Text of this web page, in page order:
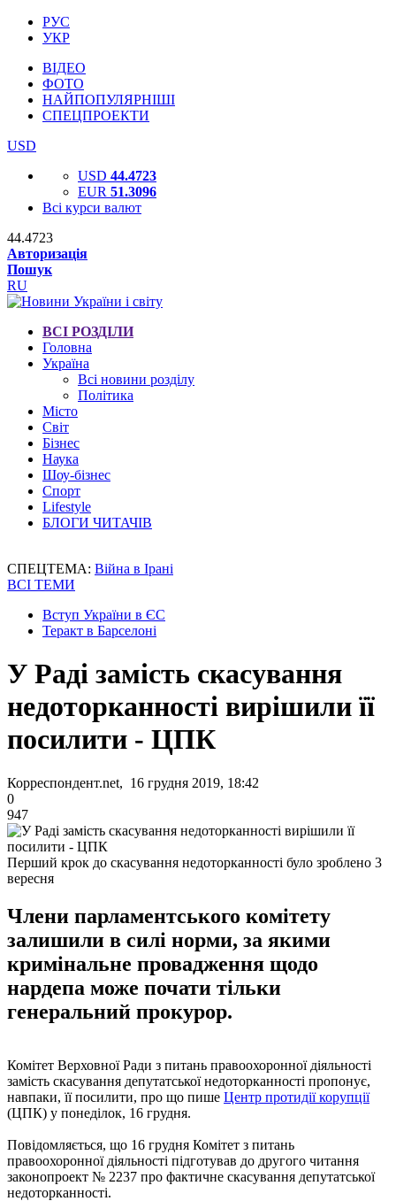
РУС
УКР
ВІДЕО
ФОТО
НАЙПОПУЛЯРНІШІ
СПЕЦПРОЕКТИ
USD
USD 44.4723
EUR 51.3096
Всі курси валют
44.4723
Авторизація
Пошук
RU
ВСІ РОЗДІЛИ
Головна
Україна
Всі новини розділу
Політика
Місто
Світ
Бізнес
Наука
Шоу-бізнес
Спорт
Lifestyle
БЛОГИ ЧИТАЧІВ
СПЕЦТЕМА: Війна в Ірані
ВСІ ТЕМИ
Вступ України в ЄС
Теракт в Барселоні
У Раді замість скасування
недоторканності вирішили її
посилити - ЦПК
Корреспондент.net, 16 грудня 2019, 18:42
0
947
Перший крок до скасування недоторканності було зроблено 3
вересня
Члени парламентського комітету
залишили в силі норми, за якими
кримінальне провадження щодо
нардепа може почати тільки
генеральний прокурор.
Комітет Верховної Ради з питань правоохоронної діяльності
замість скасування депутатської недоторканності пропонує,
навпаки, її посилити, про що пише Центр протидії корупції
(ЦПК) у понеділок, 16 грудня.
Повідомляється, що 16 грудня Комітет з питань
правоохоронної діяльності підготував до другого читання
законопроект № 2237 про фактичне скасування депутатської
недоторканності.